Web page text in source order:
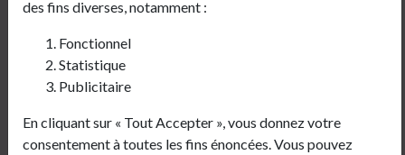
des fins diverses, notamment :
Fonctionnel
Statistique
Publicitaire
En cliquant sur « Tout Accepter », vous donnez votre
consentement à toutes les fins énoncées. Vous pouvez
1, Place de l’Hôtel de Ville
02120 Sains-Richaumont
mairie.sains-richaumont@wanadoo.fr